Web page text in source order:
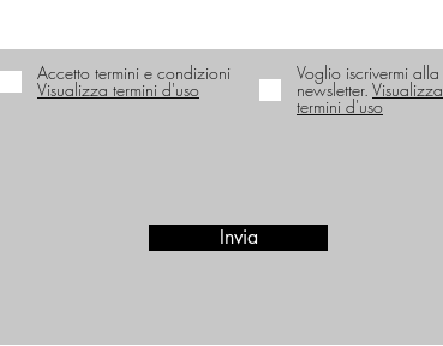
Accetto termini e condizioni
Visualizza termini d'uso
Voglio iscrivermi alla
newsletter. Visualizza
termini d'uso
Invia